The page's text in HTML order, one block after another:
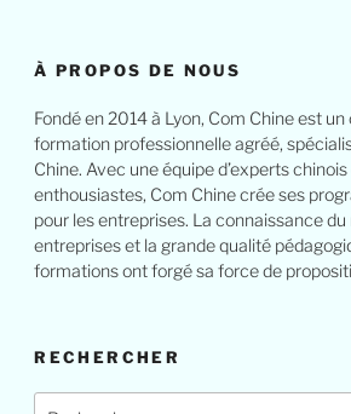
À PROPOS DE NOUS
Fondé en 2014 à Lyon, Com Chine est
formation professionnelle agréé,
Chine. Avec une équipe d’experts
enthousiastes, Com Chine crée ses
pour les entreprises. La connaissance
entreprises et la grande qualité
formations ont forgé sa force de
RECHERCHER